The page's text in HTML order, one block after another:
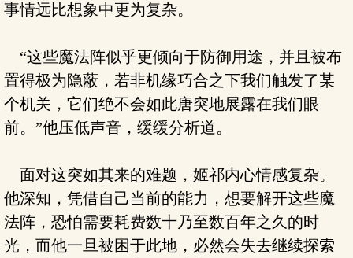
事情远比想象中更为复杂。
“这些魔法阵似乎更倾向于防御用途，并且被布
置得极为隐蔽，若非机缘巧合之下我们触发了某
个机关，它们绝不会如此唐突地展露在我们眼
前。”他压低声音，缓缓分析道。
面对这突如其来的难题，姬祁内心情感复杂。
他深知，凭借自己当前的能力，想要解开这些魔
法阵，恐怕需要耗费数十乃至数百年之久的时
光，而他一旦被困于此地，必然会失去继续探索